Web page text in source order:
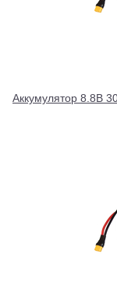
Аккумулятор 8.8В